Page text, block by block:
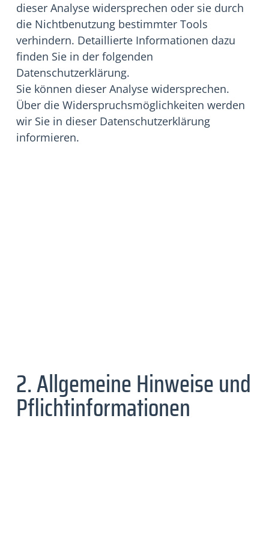
dieser Analyse widersprechen oder sie durch
die Nichtbenutzung bestimmter Tools
verhindern. Detaillierte Informationen dazu
finden Sie in der folgenden
Datenschutzerklärung.
Sie können dieser Analyse widersprechen.
Über die Widerspruchsmöglichkeiten werden
wir Sie in dieser Datenschutzerklärung
informieren.
2. Allgemeine Hinweise und
Pflichtinformationen